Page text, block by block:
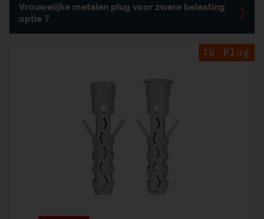
Vrouwelijke metalen plug voor zware belasting
optie 7
TU Plug